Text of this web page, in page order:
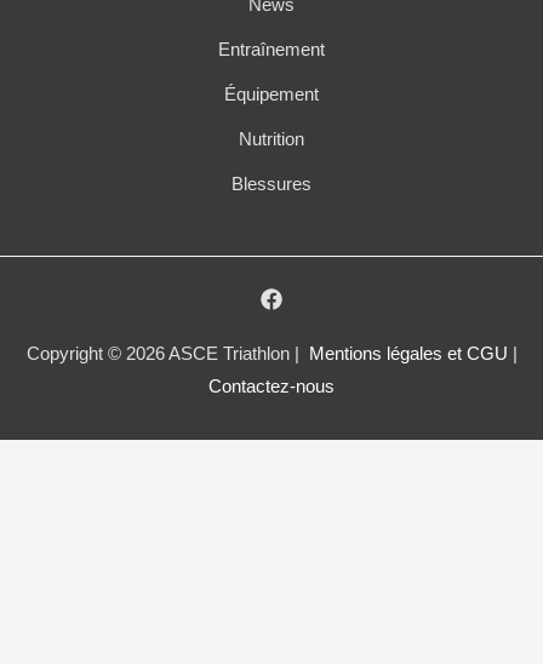
News
Entraînement
Équipement
Nutrition
Blessures
Copyright © 2026 ASCE Triathlon | Mentions légales et CGU
Contactez-nous